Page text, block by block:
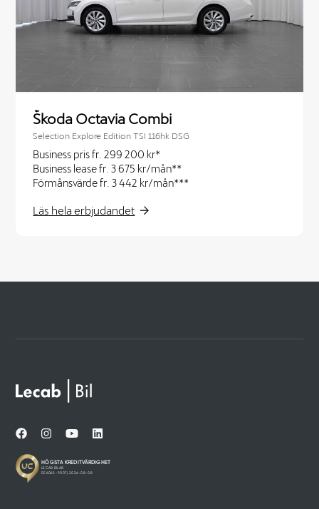
Škoda Octavia Combi
Selection Explore Edition TSI 116hk DSG
Business pris fr. 299 200 kr*
Business lease fr. 3 675 kr/mån**
Förmånsvärde fr. 3 442 kr/mån***
Läs hela erbjudandet